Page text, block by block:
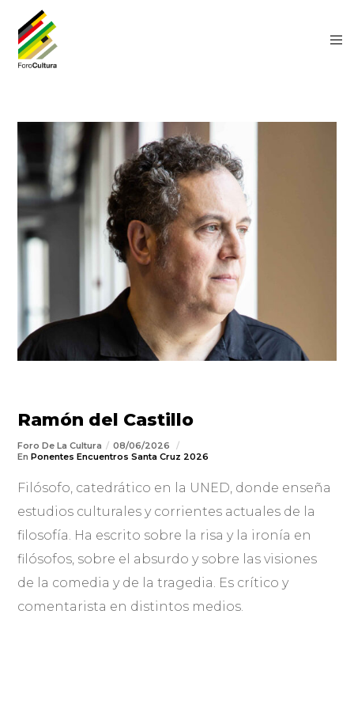
Ramón del Castillo
Foro De La Cultura
08/06/2026
EnPonentes Encuentros Santa Cruz 2026
Filósofo, catedrático en la UNED, donde enseña
estudios culturales y corrientes actuales de la
filosofía. Ha escrito sobre la risa y la ironía en
filósofos, sobre el absurdo y sobre las visiones
de la comedia y de la tragedia. Es crítico y
comentarista en distintos medios.